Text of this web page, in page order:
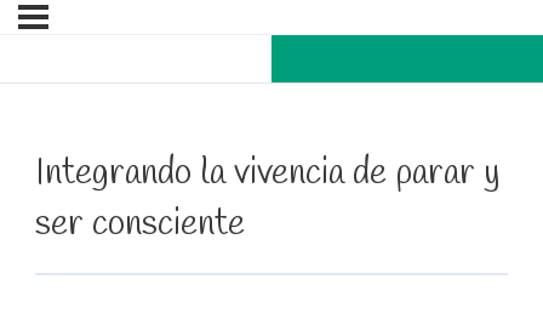
Integrando la vivencia de parar y
ser consciente